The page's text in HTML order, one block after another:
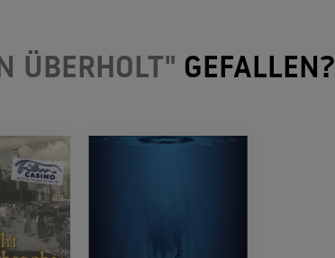
ÜBERHOLT" GEFALLEN?